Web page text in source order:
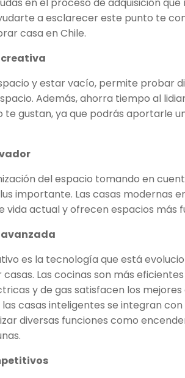
en el proceso de adquisición
a esclarecer este punto te
casa en Chile.
y estar vacío, permite probar
Además, ahorra tiempo al
te gustan, ya que podrás aportarle
del espacio tomando en
importante. Las casas modernas
vida actual y ofrecen espacios más
es la tecnología que está
Las cocinas son más eficientes
y de gas satisfacen los
las casas inteligentes se integran
diversas funciones como